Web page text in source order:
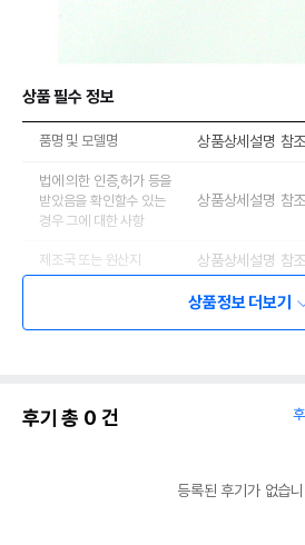
상품 필수 정보
품명 및 모델명 상품상세설명 참조
법에 의한 인증,허가 등을
받았음을 확인할수 있는
경우 그에 대한 사항
상품상세설명 참조
제조국 또는 원산지 상품상세설명 참조
상품상세설명 참
단, 상품명에 유통
유통기한을 따릅
상품정보 더보기
후기 총 0 건
등록된 후기가 없습